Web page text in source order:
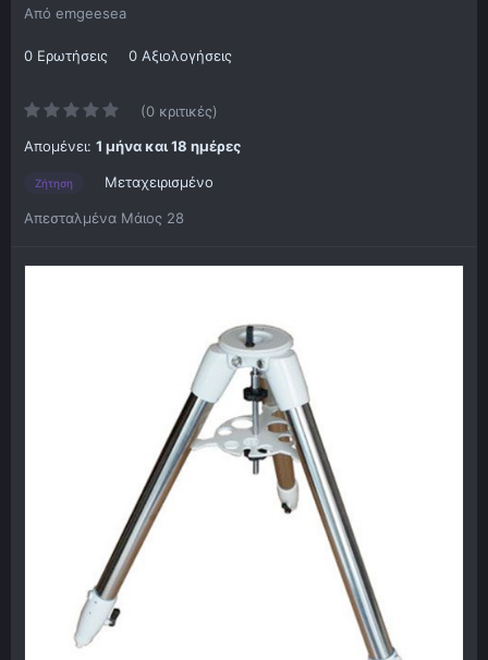
Από emgeesea
0 Ερωτήσεις 0 Αξιολογήσεις
(0 κριτικές)
Απομένει: 1 μήνα και 18 ημέρες
Ζήτηση Μεταχειρισμένο
Απεσταλμένα Μάιος 28